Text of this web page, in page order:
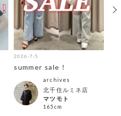
2026-7-5
summer sale！
archives
北千住ルミネ店
マツモト
165cm